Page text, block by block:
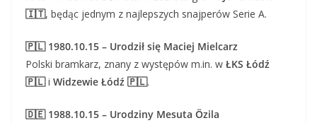
🇮🇹, będąc jednym z najlepszych snajperów Serie A.
🇵🇱 1980.10.15 – Urodził się Maciej Mielcarz
Polski bramkarz, znany z występów m.in. w ŁKS Łódź
🇵🇱i Widzewie Łódź 🇵🇱.
🇩🇪 1988.10.15 – Urodziny Mesuta Özila